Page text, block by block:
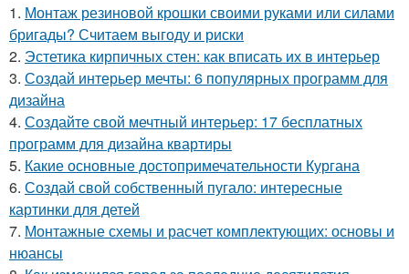
1. Монтаж резиновой крошки своими руками или силами
бригады? Считаем выгоду и риски
2. Эстетика кирпичных стен: как вписать их в интерьер
3. Создай интерьер мечты: 6 популярных программ для
дизайна
4. Создайте свой мечтный интерьер: 17 бесплатных
программ для дизайна квартиры
5. Какие основные достопримечательности Кургана
6. Создай свой собственный пугало: интересные
картинки для детей
7. Монтажные схемы и расчет комплектующих: основы и
нюансы